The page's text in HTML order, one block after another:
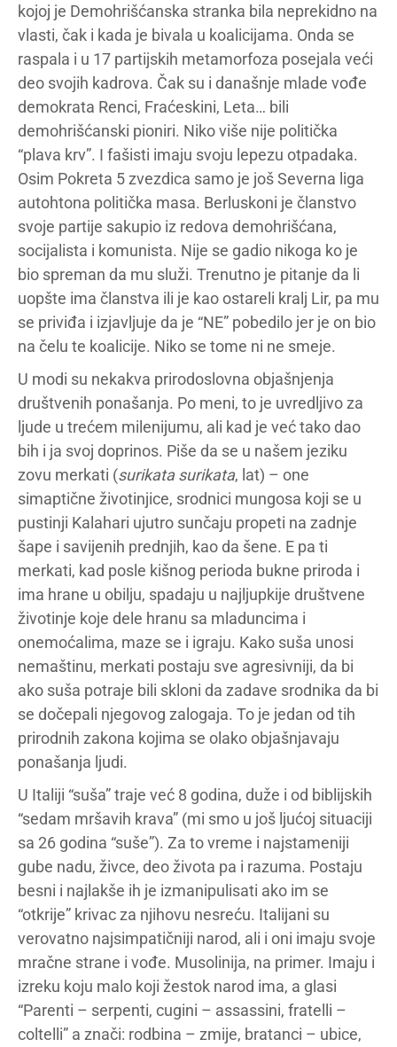
kojoj je Demohrišćanska stranka bila neprekidno na
vlasti, čak i kada je bivala u koalicijama. Onda se
raspala i u 17 partijskih metamorfoza posejala veći
deo svojih kadrova. Čak su i današnje mlade vođe
demokrata Renci, Fraćeskini, Leta… bili
demohrišćanski pioniri. Niko više nije politička
“plava krv”. I fašisti imaju svoju lepezu otpadaka.
Osim Pokreta 5 zvezdica samo je još Severna liga
autohtona politička masa. Berluskoni je članstvo
svoje partije sakupio iz redova demohrišćana,
socijalista i komunista. Nije se gadio nikoga ko je
bio spreman da mu služi. Trenutno je pitanje da li
uopšte ima članstva ili je kao ostareli kralj Lir, pa mu
se priviđa i izjavljuje da je “NE” pobedilo jer je on bio
na čelu te koalicije. Niko se tome ni ne smeje.
U modi su nekakva prirodoslovna objašnjenja
društvenih ponašanja. Po meni, to je uvredljivo za
ljude u trećem milenijumu, ali kad je već tako dao
bih i ja svoj doprinos. Piše da se u našem jeziku
zovu merkati (surikata surikata, lat) – one
simaptične životinjice, srodnici mungosa koji se u
pustinji Kalahari ujutro sunčaju propeti na zadnje
šape i savijenih prednjih, kao da šene. E pa ti
merkati, kad posle kišnog perioda bukne priroda i
ima hrane u obilju, spadaju u najljupkije društvene
životinje koje dele hranu sa mladuncima i
onemoćalima, maze se i igraju. Kako suša unosi
nemaštinu, merkati postaju sve agresivniji, da bi
ako suša potraje bili skloni da zadave srodnika da bi
se dočepali njegovog zalogaja. To je jedan od tih
prirodnih zakona kojima se olako objašnjavaju
ponašanja ljudi.
U Italiji “suša” traje već 8 godina, duže i od biblijskih
“sedam mršavih krava” (mi smo u još ljućoj situaciji
sa 26 godina “suše”). Za to vreme i najstameniji
gube nadu, živce, deo života pa i razuma. Postaju
besni i najlakše ih je izmanipulisati ako im se
“otkrije” krivac za njihovu nesreću. Italijani su
verovatno najsimpatičniji narod, ali i oni imaju svoje
mračne strane i vođe. Musolinija, na primer. Imaju i
izreku koju malo koji žestok narod ima, a glasi
“Parenti – serpenti, cugini – assassini, fratelli –
coltelli” a znači: rodbina – zmije, bratanci – ubice,